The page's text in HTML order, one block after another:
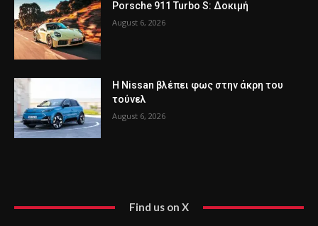
Porsche 911 Turbo S: Δοκιμή
August 6, 2026
Η Nissan βλέπει φως στην άκρη του
τούνελ
August 6, 2026
Find us on X